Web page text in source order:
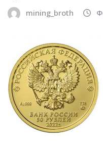
mining_broth